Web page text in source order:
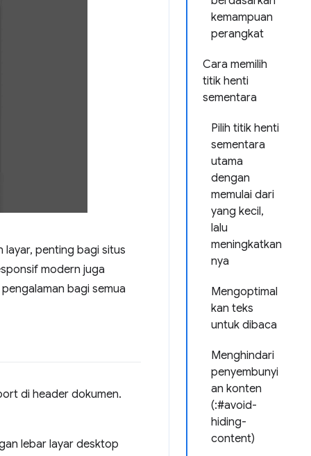
kemampuan
perangkat
Cara memilih
titik henti
sementara
Pilih titik henti
sementara
utama
dengan
memulai dari
yang kecil,
lalu
meningkatkan
nya
Mengoptimal
kan teks
untuk dibaca
Menghindari
penyembunyi
an konten
(:#avoid-
hiding-
content)
layar, penting bagi situs
modern juga
bagi semua
di header dokumen.
lebar layar desktop